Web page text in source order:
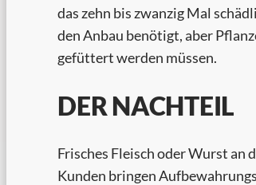
das zehn bis zwanzig Mal
den Anbau benötigt, aber
gefüttert werden müssen.
DER NACHTEIL
Frisches Fleisch oder Wurst an
Kunden bringen